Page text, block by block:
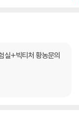
실+빅티처 황농문의